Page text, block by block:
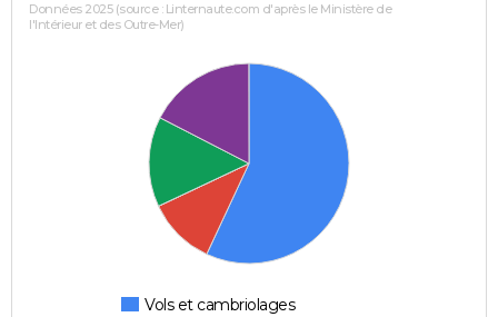
Données 2025 (source : Linternaute.com d'après le Ministère de
l'Intérieur et des Outre-Mer)
Vols et cambriolages